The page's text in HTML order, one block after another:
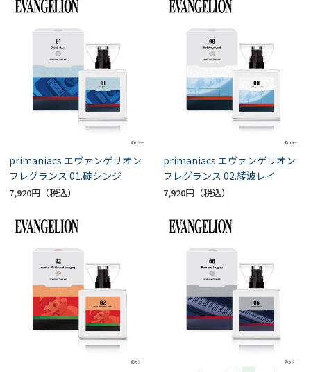
primaniacs エヴァンゲリオン
フレグランス 01.碇シンジ
7,920円
primaniacs エヴァンゲリオン
フレグランス 02.綾波レイ
7,920円